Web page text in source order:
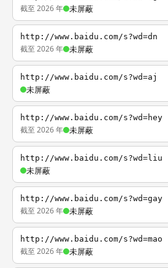
截至 2026 年 未屏蔽
http://www.baidu.com/s?wd=dn
截至 2026 年 未屏蔽
http://www.baidu.com/s?wd=aj
未屏蔽
http://www.baidu.com/s?wd=hey
截至 2026 年 未屏蔽
http://www.baidu.com/s?wd=liu
未屏蔽
http://www.baidu.com/s?wd=gay
截至 2026 年 未屏蔽
http://www.baidu.com/s?wd=mao
截至 2026 年 未屏蔽